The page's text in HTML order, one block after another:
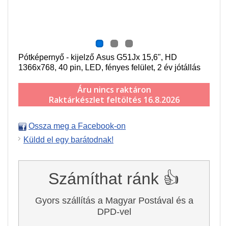
Pótképernyő - kijelző Asus G51Jx 15,6", HD
1366x768, 40 pin, LED, fényes felület, 2 év jótállás
Áru nincs raktáron
Raktárkészlet feltöltés 16.8.2026
Ossza meg a Facebook-on
Küldd el egy barátodnak!
Számíthat ránk 👍
Gyors szállítás a Magyar Postával és a
DPD-vel